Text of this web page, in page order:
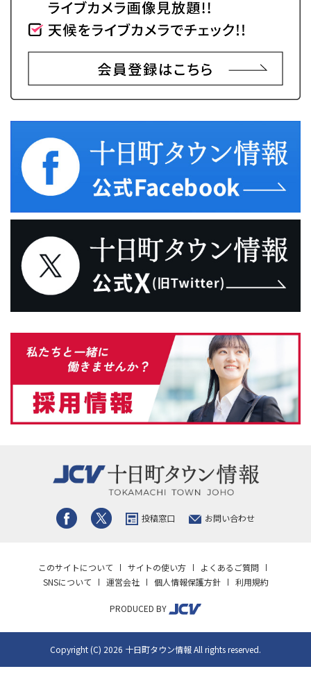
投稿窓口 お問い合わせ
このサイトについて サイトの使い方
よくあるご質問
SNSについて
運営会社 個人情報保護方針 利用規約
PRODUCED BY
Copyright (C) 2026 十日町タウン情報 All rights reserved.